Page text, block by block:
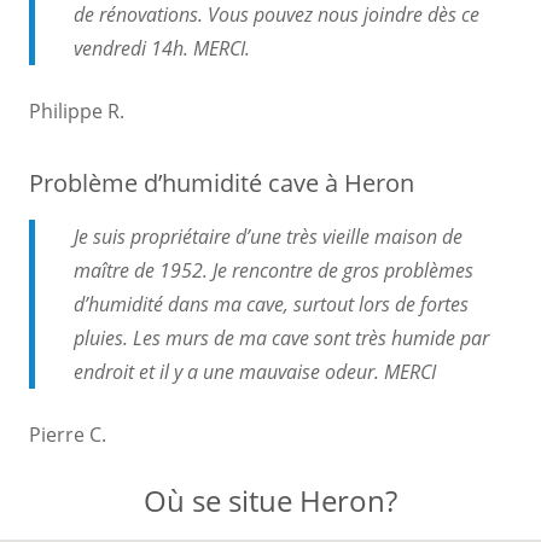
de rénovations. Vous pouvez nous joindre dès ce
vendredi 14h. MERCI.
Philippe R.
Problème d’humidité cave à Heron
Je suis propriétaire d’une très vieille maison de
maître de 1952. Je rencontre de gros problèmes
d’humidité dans ma cave, surtout lors de fortes
pluies. Les murs de ma cave sont très humide par
endroit et il y a une mauvaise odeur. MERCI
Pierre C.
Où se situe Heron?